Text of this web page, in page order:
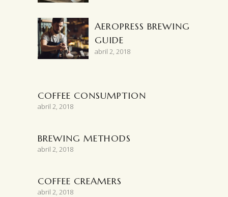
AEROPRESS BREWING
GUIDE
abril 2, 2018
COFFEE CONSUMPTION
abril 2, 2018
BREWING METHODS
abril 2, 2018
COFFEE CREAMERS
abril 2, 2018